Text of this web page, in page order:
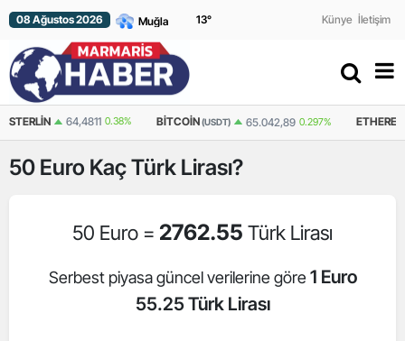
08 Ağustos 2026 13° Künye İletişim
64,4811 0.38% BITCOIN (USDT) 65.042,89 0.297% ETHEREUM (USDT)
50 Euro Kaç Türk Lirası?
50 Euro = 2762.55 Türk Lirası
Serbest piyasa güncel verilerine göre 1 Euro
55.25 Türk Lirası